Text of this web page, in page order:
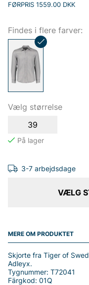
FØRPRIS 1559.00 DKK
Findes i flere farver:
Vælg størrelse
39
3-7 arbejdsdage
VÆLG
MERE OM PRODUKTET
Skjorte fra Tiger of
Adleyx.
Tygnummer: T72041
Färgkod: 01Q